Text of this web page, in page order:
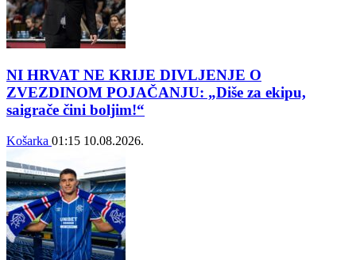
NI HRVAT NE KRIJE DIVLJENJE O
ZVEZDINOM POJAČANJU: „Diše za ekipu,
saigrače čini boljim!“
Košarka 01:15 10.08.2026.